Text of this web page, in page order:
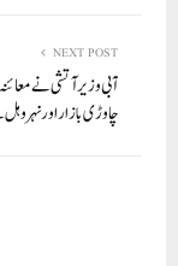
NEXT POST
آبی وزیر آتشی نے
چاوڑی بازار اور نہرو